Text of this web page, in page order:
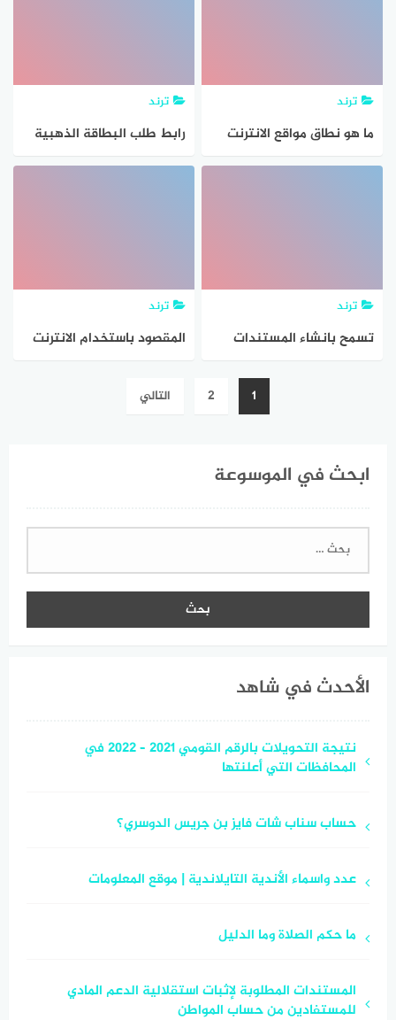
ترند
ما هو نطاق مواقع الانترنت
في السعودية
ترند
رابط طلب البطاقة الذهبية
عبر الانترنت ECCP
ترند
تسمح بانشاء المستندات
ومشاركة الاخرين العمل عليها
ترند
المقصود باستخدام الانترنت
هو
1
2 التالي
ابحث في الموسوعة
البحث
الأحدث في شاهد
نتيجة التحويلات بالرقم القومي 2021 – 2022 في
المحافظات التي أعلنتها
حساب سناب شات فايز بن جريس الدوسري؟
عدد واسماء الأندية التايلاندية | موقع المعلومات
ما حكم الصلاة وما الدليل
المستندات المطلوبة لإثبات استقلالية الدعم المادي
للمستفادين من حساب المواطن